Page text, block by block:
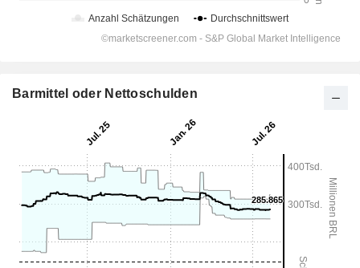
Barmittel oder Nettoschulden